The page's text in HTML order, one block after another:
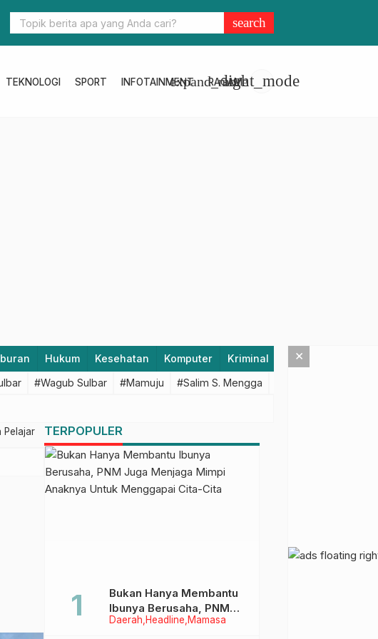
Pengelolaan Pemdes Baik, Pemkab Pasangkayu Contohi Banyuwangi
search
TEKNOLOGI SPORT INFOTAINMENT RAGAM
expand_morelight_mode
Hukum Kesehatan Komputer Kriminal Lifestyle
#Wagub Sulbar #Mamuju #Salim S. Mengga
Pelajar TERPOPULER
Daerah Headline Mamasa
Bukan Hanya Membantu
Ibunya Berusaha, PNM
Juga Menjaga Mimpi
×